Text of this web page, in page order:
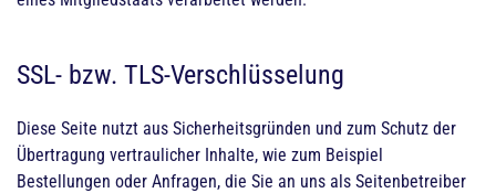
SSL- bzw. TLS-Verschlüsselung
Diese Seite nutzt aus Sicherheitsgründen und zum Schutz der
Übertragung vertraulicher Inhalte, wie zum Beispiel
Bestellungen oder Anfragen, die Sie an uns als Seitenbetreiber